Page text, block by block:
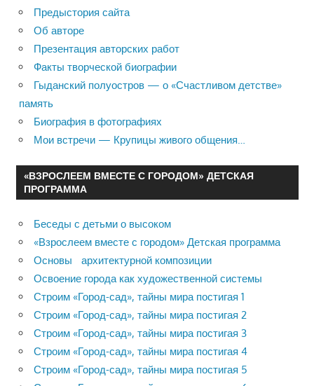
Предыстория сайта
Об авторе
Презентация авторских работ
Факты творческой биографии
Гыданский полуостров — о «Счастливом детстве»
память
Биография в фотографиях
Мои встречи — Крупицы живого общения…
«ВЗРОСЛЕЕМ ВМЕСТЕ С ГОРОДОМ» ДЕТСКАЯ
ПРОГРАММА
Беседы с детьми о высоком
«Взрослеем вместе с городом» Детская программа
Основы архитектурной композиции
Освоение города как художественной системы
Строим «Город-сад», тайны мира постигая 1
Строим «Город-сад», тайны мира постигая 2
Строим «Город-сад», тайны мира постигая 3
Строим «Город-сад», тайны мира постигая 4
Строим «Город-сад», тайны мира постигая 5